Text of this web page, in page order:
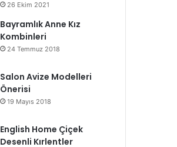
26 Ekim 2021
Bayramlık Anne Kız
Kombinleri
24 Temmuz 2018
Salon Avize Modelleri
Önerisi
19 Mayıs 2018
English Home Çiçek
Desenli Kırlentler